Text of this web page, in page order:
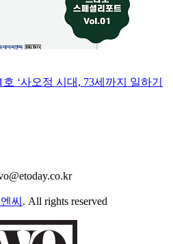
‘사오정 시대, 73세까지 일하기
씨 . All rights reserved